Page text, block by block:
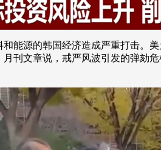
能源的韩国经济造成严重打击。
刊文章说，戒严风波引发的弹劾